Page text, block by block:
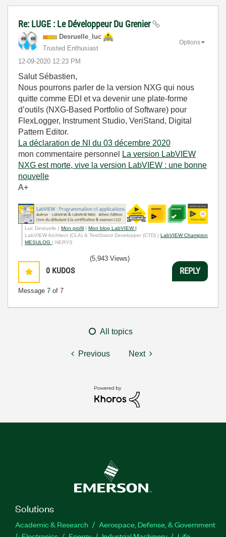
Re: LUGE : Le Développeur Du Grenier
Desruelle_luc
Trusted Enthusiast
‎12-09-2020 12:23 PM
Options
Salut Sébastien,
Nous pourrons parler de la version NXG qui nous
quitte comme EDI et va devenir une plate-forme
d’outils (NXG-Based Portfolio of Software) pour
FlexLogger, Instrument Studio, VeriStand, Digital
Pattern Editor.
La déclaration de NI du 03 décembre 2020
mon commentaire personnel
La version LabVIEW
NXG est morte, vive la version LabVIEW : une bonne
nouvelle
A+
Luc Desruelle | Mon profil | Mon blog LabVIEW |
LabVIEW Architect (CLA) & TestStand Developper (CTD) | LabVIEW Champion
MESULOG | NERYS
0 KUDOS
Message 7 of 7
(5,943 Views)
REPLY
All topics
Previous Next
Solutions
Academic & Research
Aerospace, Defense, & Government